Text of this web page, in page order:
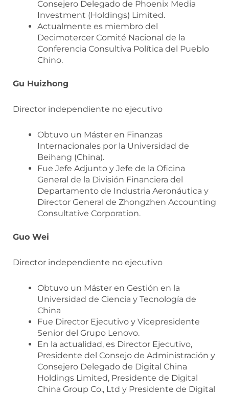
Consejero Delegado de Phoenix Media
Investment (Holdings) Limited.
Actualmente es miembro del
Decimotercer Comité Nacional de la
Conferencia Consultiva Política del Pueblo
Chino.
Gu Huizhong
Director independiente no ejecutivo
Obtuvo un Máster en Finanzas
Internacionales por la Universidad de
Beihang (China).
Fue Jefe Adjunto y Jefe de la Oficina
General de la División Financiera del
Departamento de Industria Aeronáutica y
Director General de Zhongzhen Accounting
Consultative Corporation.
Guo Wei
Director independiente no ejecutivo
Obtuvo un Máster en Gestión en la
Universidad de Ciencia y Tecnología de
China
Fue Director Ejecutivo y Vicepresidente
Senior del Grupo Lenovo.
En la actualidad, es Director Ejecutivo,
Presidente del Consejo de Administración y
Consejero Delegado de Digital China
Holdings Limited, Presidente de Digital
China Group Co., Ltd y Presidente de Digital